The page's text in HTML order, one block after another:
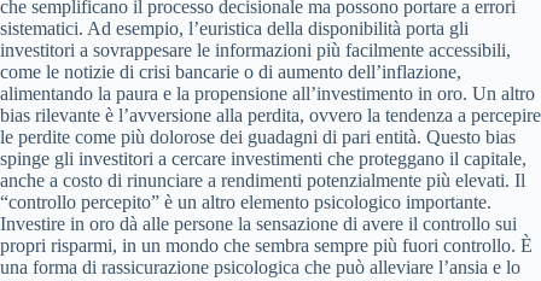
che semplificano il processo decisionale ma possono portare a errori
sistematici. Ad esempio, l’euristica della disponibilità porta gli
investitori a sovrappesare le informazioni più facilmente accessibili,
come le notizie di crisi bancarie o di aumento dell’inflazione,
alimentando la paura e la propensione all’investimento in oro. Un altro
bias rilevante è l’avversione alla perdita, ovvero la tendenza a percepire
le perdite come più dolorose dei guadagni di pari entità. Questo bias
spinge gli investitori a cercare investimenti che proteggano il capitale,
anche a costo di rinunciare a rendimenti potenzialmente più elevati. Il
“controllo percepito” è un altro elemento psicologico importante.
Investire in oro dà alle persone la sensazione di avere il controllo sui
propri risparmi, in un mondo che sembra sempre più fuori controllo. È
una forma di rassicurazione psicologica che può alleviare l’ansia e lo